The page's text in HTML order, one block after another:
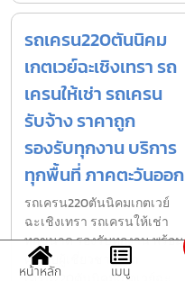
รถเครน220ตันนิคม
เกตเวย์ฉะเชิงเทรา รถ
เครนให้เช่า รถเครน
รับจ้าง ราคาถูก
รองรับทุกงาน บริการ
ทุกพื้นที่ ภาคตะวันออก
รถเครน220ตันนิคมเกตเวย์
ฉะเชิงเทรา รถเครนให้เช่า
ทุกขนาด รองรับทุกงาน พร้อม
คนขับผู้เชี่ยวชาญ รถ
หน้าหลัก เมนู